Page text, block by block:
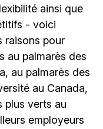
ainsi que
- voici
raisons pour
au palmarès des
au palmarès des
au Canada,
plus verts au
employeurs